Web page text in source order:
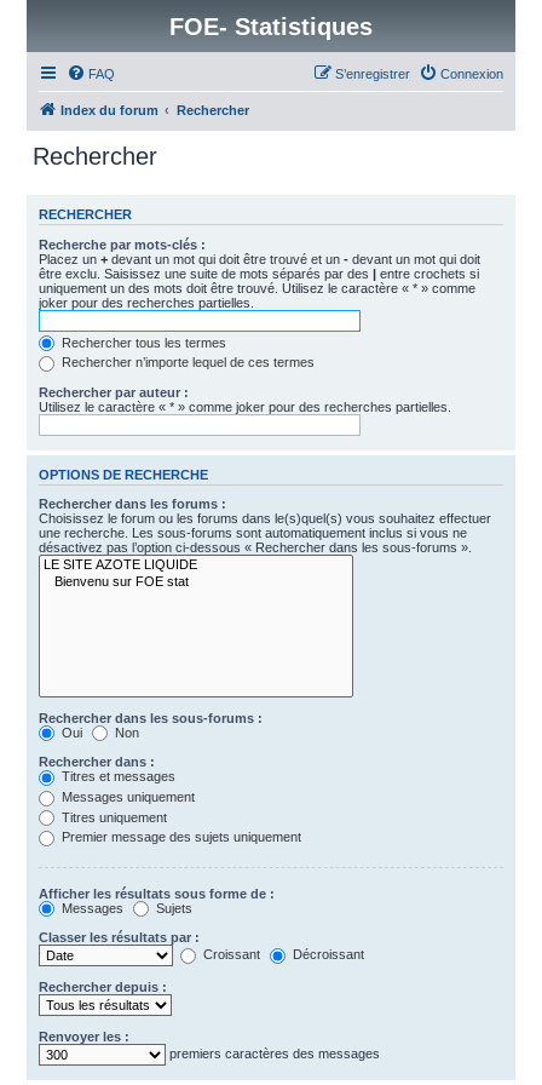
FOE- Statistiques
FAQ Connexion
S’enregistrer
Index du forum Rechercher
Rechercher
RECHERCHER
Recherche par mots-clés :
Placez un +devant un mot qui doit être trouvé et un -devant un mot qui doit
être exclu. Saisissez une suite de mots séparés par des |entre crochets si
uniquement un des mots doit être trouvé. Utilisez le caractère « * » comme
joker pour des recherches partielles.
Rechercher tous les termes
Rechercher n’importe lequel de ces termes
Rechercher par auteur :
Utilisez le caractère « * » comme joker pour des recherches partielles.
OPTIONS DE RECHERCHE
Rechercher dans les forums :
Choisissez le forum ou les forums dans le(s)quel(s) vous souhaitez effectuer
une recherche. Les sous-forums sont automatiquement inclus si vous ne
désactivez pas l’option ci-dessous « Rechercher dans les sous-forums ».
Rechercher dans les sous-forums :
Oui
Non
Rechercher dans :
Titres et messages
Messages uniquement
Titres uniquement
Premier message des sujets uniquement
Afficher les résultats sous forme de :
Messages
Sujets
Classer les résultats par :
Croissant
Décroissant
Rechercher depuis :
Renvoyer les :
premiers caractères des messages